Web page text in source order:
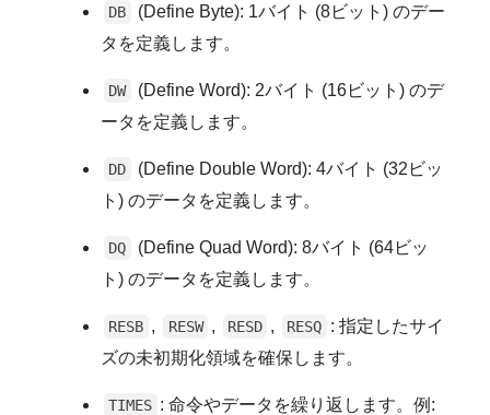
DB
(Define Byte): 1バイト (8ビット) のデー
タを定義します。
DW
(Define Word): 2バイト (16ビット) のデ
ータを定義します。
DD
(Define Double Word): 4バイト (32ビッ
ト) のデータを定義します。
DQ
(Define Quad Word): 8バイト (64ビッ
ト) のデータを定義します。
RESB , RESW , RESD , RESQ : 指定したサイ
ズの未初期化領域を確保します。
TIMES : 命令やデータを繰り返します。例: